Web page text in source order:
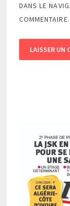
DANS LE
COMMENTAIRE.